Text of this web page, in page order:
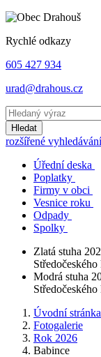
Rychlé odkazy
605 427 934
urad@drahous.cz
Hledat
rozšířené vyhledávání
Úřední deska
Poplatky
Firmy v obci
Vesnice roku
Odpady
Spolky
Zlatá stuha
Modrá stuha
Úvodní stránka
Fotogalerie
Rok 2026
Babince